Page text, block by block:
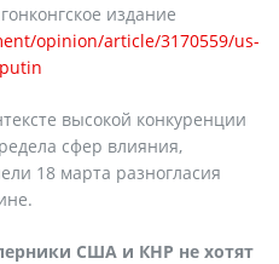
издание
opinion/article/3170559/us-
высокой конкуренции
сфер влияния,
18 марта разногласия
США и КНР не хотят